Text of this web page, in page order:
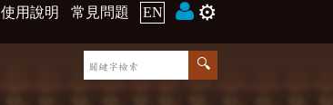
使用說明 常見問題 EN ⚙️